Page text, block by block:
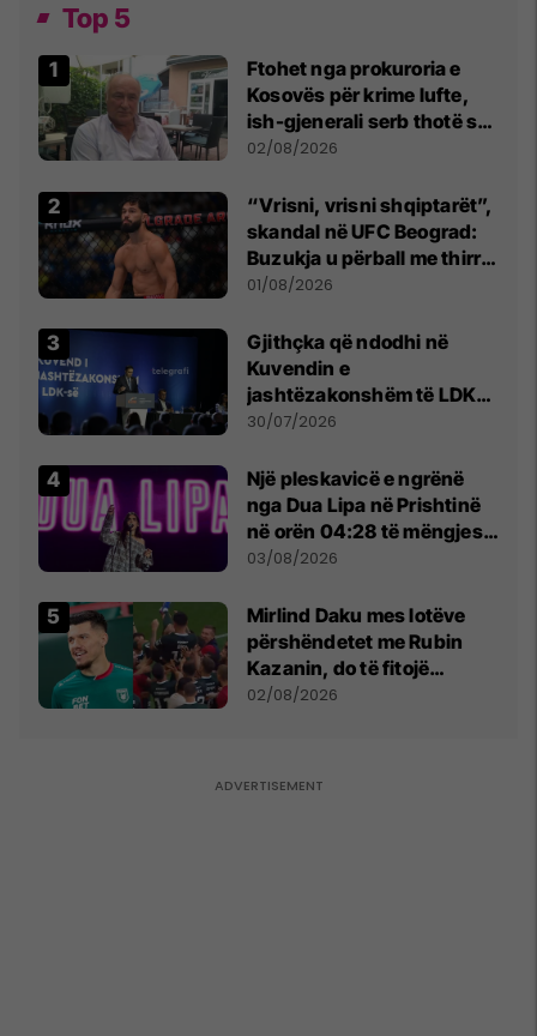
Top 5
Ftohet nga prokuroria e
Kosovës për krime lufte,
ish-gjenerali serb thotë se
dikush e tradhtoi në
02/08/2026
“Vrisni, vrisni shqiptarët”,
skandal në UFC Beograd:
Buzukja u përball me thirrje
anti-shqiptare nga
01/08/2026
Gjithçka që ndodhi në
Kuvendin e
jashtëzakonshëm të LDK-
së
30/07/2026
Një pleskavicë e ngrënë
nga Dua Lipa në Prishtinë
në orën 04:28 të mëngjesit
- dhe bota digjitale serbe
03/08/2026
Mirlind Daku mes lotëve
përshëndetet me Rubin
Kazanin, do të fitojë
miliona te Spartak Moska
02/08/2026